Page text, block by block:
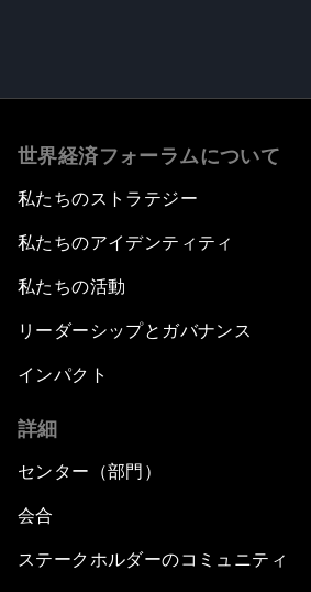
世界経済フォーラムについて
私たちのストラテジー
私たちのアイデンティティ
私たちの活動
リーダーシップとガバナンス
インパクト
詳細
センター（部門）
会合
ステークホルダーのコミュニティ